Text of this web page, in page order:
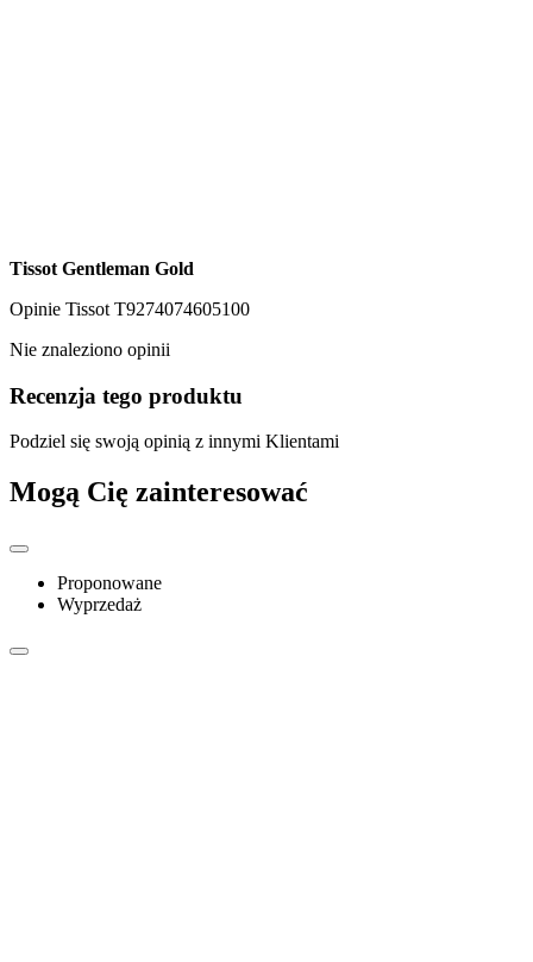
Tissot Gentleman Gold
Opinie Tissot T9274074605100
Nie znaleziono opinii
Recenzja tego produktu
Podziel się swoją opinią z innymi Klientami
Mogą Cię zainteresować
Proponowane
Wyprzedaż